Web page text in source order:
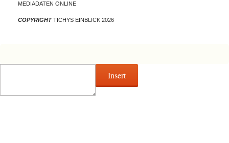
MEDIADATEN ONLINE
COPYRIGHTTICHYS EINBLICK 2026
Insert